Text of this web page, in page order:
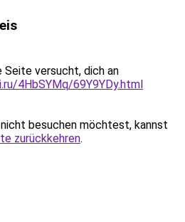
Seite versucht, dich an
4HbSYMq/69Y9YDy.html
besuchen möchtest, kannst
zurückkehren.